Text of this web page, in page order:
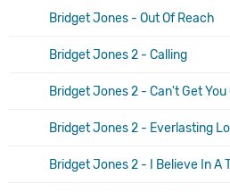
Bridget Jones - Out Of Reach
Bridget Jones 2 - Calling
Bridget Jones 2 - Can't Get You
Bridget Jones 2 - Everlasting
Bridget Jones 2 - I Believe In A